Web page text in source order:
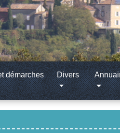
démarches Divers